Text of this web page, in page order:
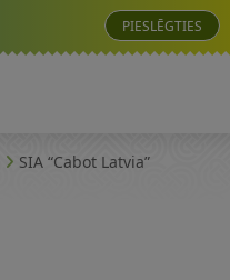
PIESLĒGTIES
SIA “Cabot Latvia”